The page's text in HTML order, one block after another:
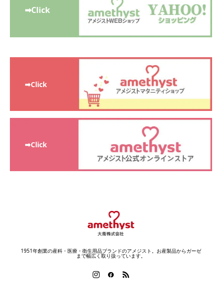
➡Click
➡Click
➡Click
1951年創業の産科・医療・衛生用品ブランドのアメジスト。お産製品からガーゼ
まで幅広く取り扱っています。